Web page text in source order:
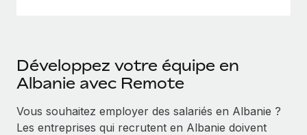
Développez votre équipe en
Albanie avec Remote
Vous souhaitez employer des salariés en Albanie ?
Les entreprises qui recrutent en Albanie doivent